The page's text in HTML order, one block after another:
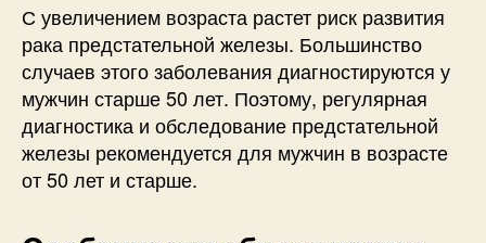
С увеличением возраста растет риск развития
рака предстательной железы. Большинство
случаев этого заболевания диагностируются у
мужчин старше 50 лет. Поэтому, регулярная
диагностика и обследование предстательной
железы рекомендуется для мужчин в возрасте
от 50 лет и старше.